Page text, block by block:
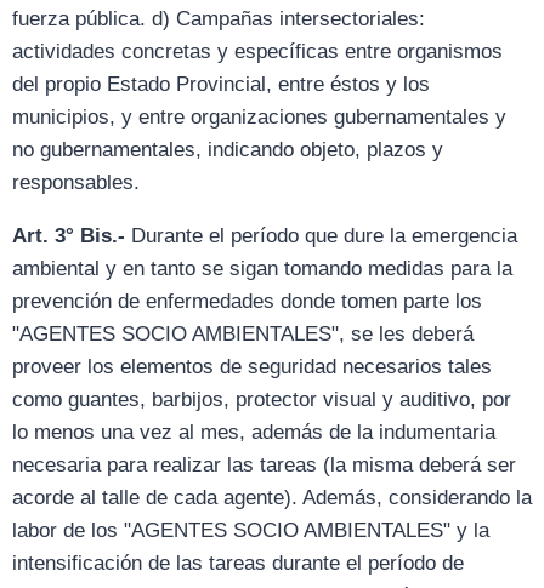
fuerza pública. d) Campañas intersectoriales:
actividades concretas y específicas entre organismos
del propio Estado Provincial, entre éstos y los
municipios, y entre organizaciones gubernamentales y
no gubernamentales, indicando objeto, plazos y
responsables.
Art. 3° Bis.- Durante el período que dure la emergencia
ambiental y en tanto se sigan tomando medidas para la
prevención de enfermedades donde tomen parte los
"AGENTES SOCIO AMBIENTALES", se les deberá
proveer los elementos de seguridad necesarios tales
como guantes, barbijos, protector visual y auditivo, por
lo menos una vez al mes, además de la indumentaria
necesaria para realizar las tareas (la misma deberá ser
acorde al talle de cada agente). Además, considerando la
labor de los "AGENTES SOCIO AMBIENTALES" y la
intensificación de las tareas durante el período de